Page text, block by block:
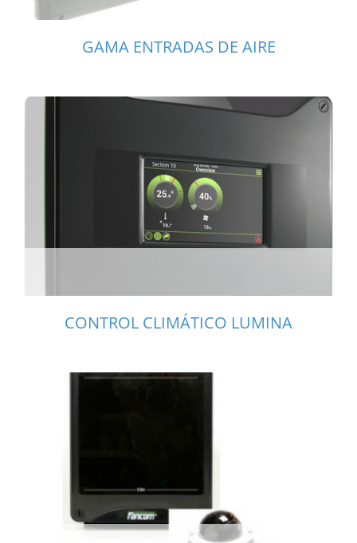
GAMA ENTRADAS DE AIRE
CONTROL CLIMÁTICO LUMINA